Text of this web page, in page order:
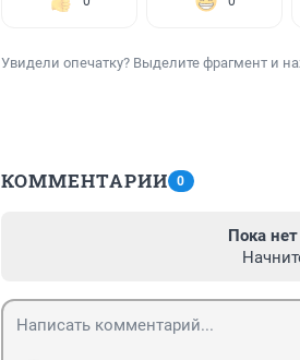
Увидели опечатку? Выделите фрагмент и
КОММЕНТАРИИ 0
Пока